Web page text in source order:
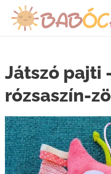
Játszó pajti
rózsaszín-